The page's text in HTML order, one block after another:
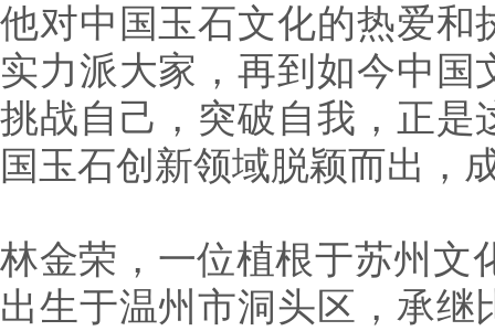
他对中国玉石文化的热爱和
实力派大家，再到如今中
挑战自己，突破自我，正是
国玉石创新领域脱颖而出，
林金荣，一位植根于苏州文
出生于温州市洞头区，承